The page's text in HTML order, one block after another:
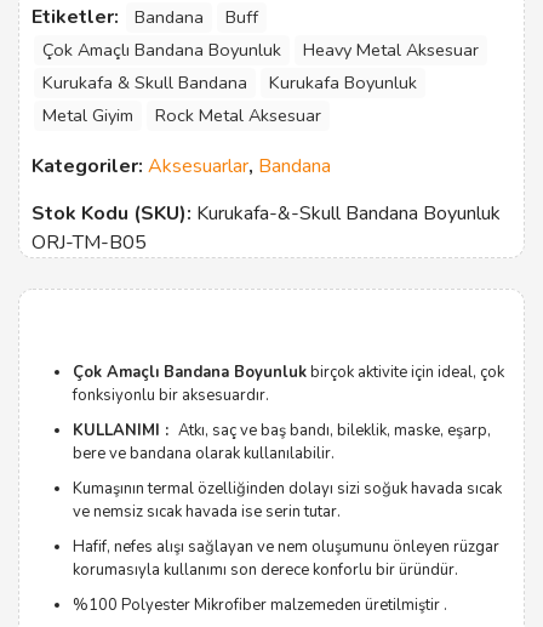
Etiketler: Bandana
Buff
Çok Amaçlı Bandana Boyunluk
Heavy Metal Aksesuar
Kurukafa & Skull Bandana
Kurukafa Boyunluk
Metal Giyim
Rock Metal Aksesuar
Kategoriler: Aksesuarlar, Bandana
Stok Kodu (SKU): Kurukafa-&-Skull Bandana Boyunluk
ORJ-TM-B05
Çok Amaçlı Bandana Boyunlukbirçok aktivite için ideal, çok
fonksiyonlu bir aksesuardır.
KULLANIMI : Atkı, saç ve baş bandı, bileklik, maske, eşarp,
bere ve bandana olarak kullanılabilir.
Kumaşının termal özelliğinden dolayı sizi soğuk havada sıcak
ve nemsiz sıcak havada ise serin tutar.
Hafif, nefes alışı sağlayan ve nem oluşumunu önleyen rüzgar
korumasıyla kullanımı son derece konforlu bir üründür.
%100 Polyester Mikrofiber malzemeden üretilmiştir .